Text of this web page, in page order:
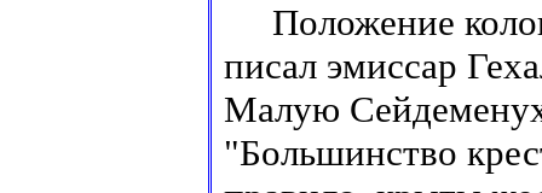
Положение
писал эмиссар
Малую
"Большинство